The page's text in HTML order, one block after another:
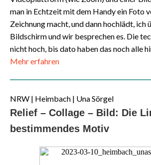
man in Echtzeit mit dem Handy ein Foto
Zeichnung macht, und dann hochlädt, ich
Bildschirm und wir besprechen es. Die
nicht hoch, bis dato haben das noch alle
Mehr erfahren
NRW | Heimbach | Una Sörgel
Relief – Collage – Bild: Die
bestimmendes Motiv